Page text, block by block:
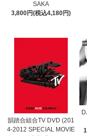
SAKA
3,800円(税込4,180円)
韻踏合組合TV DVD (201
4-2012 SPECIAL MOVIE